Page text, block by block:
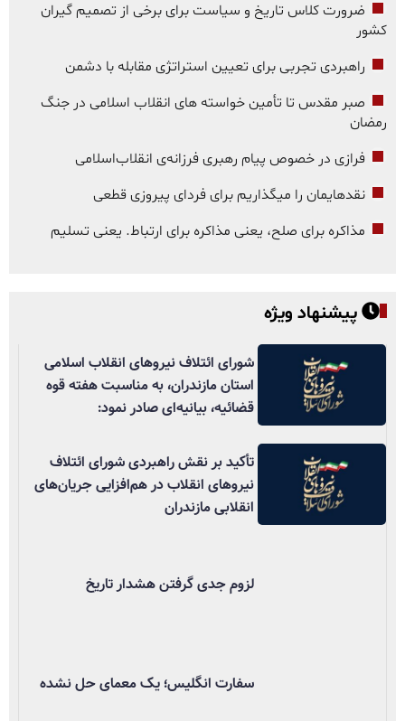
ضرورت کلاس تاریخ و سیاست برای برخی از تصمیم گیران
کشور
راهبردی تجربی برای تعیین استراتژی مقابله با دشمن
صبر مقدس تا تأمین خواسته های انقلاب اسلامی در جنگ
رمضان
فرازی در خصوص پیام رهبری فرزانه‌ی انقلاب‌اسلامی
نقدهایمان را میگذاریم برای فردای پیروزی قطعی
مذاکره برای صلح، یعنی مذاکره برای ارتباط. یعنی تسلیم
پیشنهاد ویژه
شورای ائتلاف نیروهای انقلاب اسلامی
استان مازندران، به مناسبت هفته قوه
قضائیه، بیانیه‌ای صادر نمود:
تأکید بر نقش راهبردی شورای ائتلاف
نیروهای انقلاب در هم‌افزایی جریان‌های
انقلابی مازندران
لزوم جدی گرفتن هشدار تاریخ
سفارت انگلیس؛ یک معمای حل نشده